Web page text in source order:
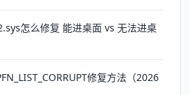
怎么修复 能进桌面 vs 无法进桌
修复方法（2026